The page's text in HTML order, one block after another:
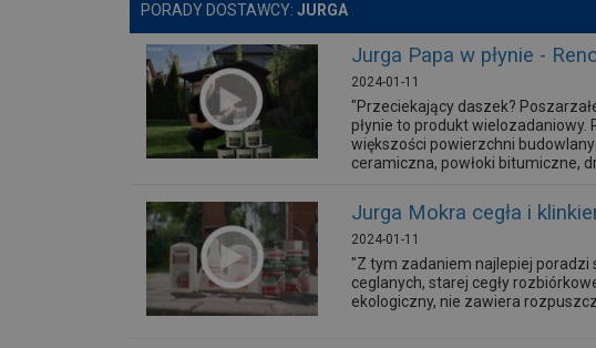
PORADY DOSTAWCY: JURGA
Jurga Papa w płynie -
2024-01-11
"Przeciekający daszek?
płynie to produkt
większości powierzchni
ceramiczna, powłoki bitumiczne,
Jurga Mokra cegła i
2024-01-11
"Z tym zadaniem najlepiej poradzi
ceglanych, starej cegły
ekologiczny, nie zawiera